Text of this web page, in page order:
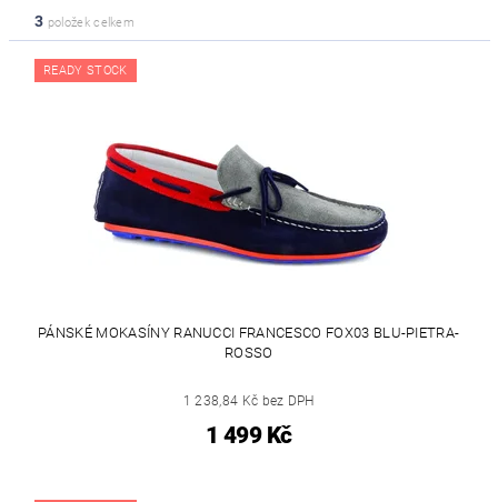
3 položek celkem
READY STOCK
PÁNSKÉ MOKASÍNY RANUCCI FRANCESCO FOX03 BLU-PIETRA-
ROSSO
1 238,84 Kč bez DPH
1 499 Kč